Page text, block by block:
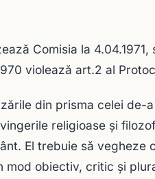
Comisia la
violează art.2 al
din prisma celei de-
religioase şi
El trebuie să
mod obiectiv, critic şi